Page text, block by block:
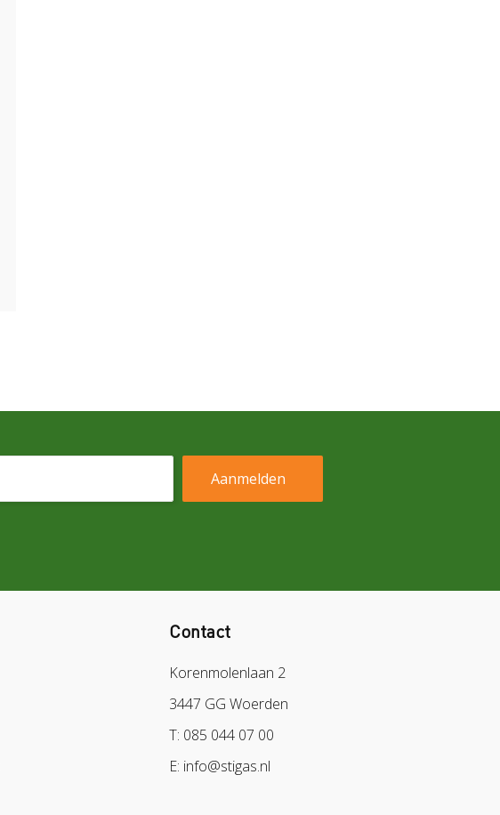
Contact
Korenmolenlaan 2
3447 GG Woerden
T: 085 044 07 00
E: info@stigas.nl